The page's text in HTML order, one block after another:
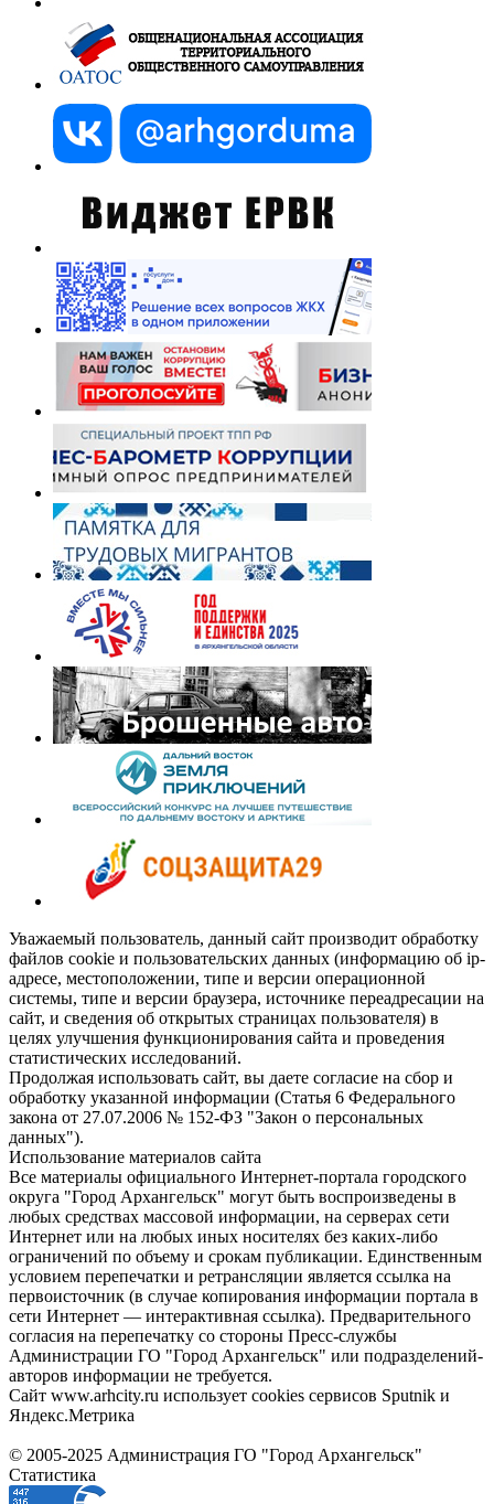
Уважаемый пользователь, данный сайт производит обработку
файлов cookie и пользовательских данных (информацию об ip-
адресе, местоположении, типе и версии операционной
системы, типе и версии браузера, источнике переадресации на
сайт, и сведения об открытых страницах пользователя) в
целях улучшения функционирования сайта и проведения
статистических исследований.
Продолжая использовать сайт, вы даете согласие на сбор и
обработку указанной информации (Статья 6 Федерального
закона от 27.07.2006 № 152-ФЗ "Закон о персональных
данных").
Использование материалов сайта
Все материалы официального Интернет-портала городского
округа "Город Архангельск" могут быть воспроизведены в
любых средствах массовой информации, на серверах сети
Интернет или на любых иных носителях без каких-либо
ограничений по объему и срокам публикации. Единственным
условием перепечатки и ретрансляции является ссылка на
первоисточник (в случае копирования информации портала в
сети Интернет — интерактивная ссылка). Предварительного
согласия на перепечатку со стороны Пресс-службы
Администрации ГО "Город Архангельск" или подразделений-
авторов информации не требуется.
Сайт www.arhcity.ru использует cookies сервисов Sputnik и
Яндекс.Метрика
© 2005-2025 Администрация ГО "Город Архангельск"
Статистика